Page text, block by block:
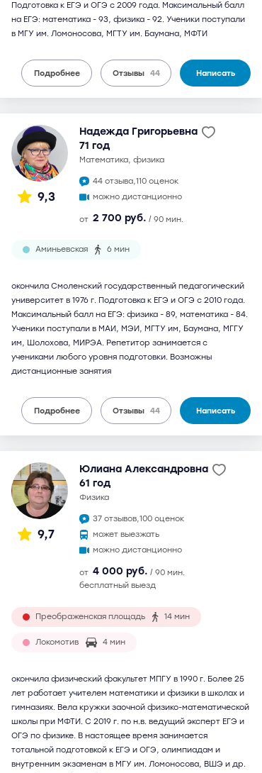
Подготовка к ЕГЭ и ОГЭ с 2009 года. Максимальный балл
на ЕГЭ: математика - 93, физика - 92. Ученики поступали
в МГУ им. Ломоносова, МГТУ им. Баумана, МФТИ
Подробнее Отзывы 44 Написать
9,3
Надежда Григорьевна
71 год
математика, физика
44 отзыва,110 оценок
можно дистанционно
от 2 700 руб. / 90 мин.
Аминьевская 6 мин
окончила Смоленский государственный педагогический
университет в 1976 г. Подготовка к ЕГЭ и ОГЭ с 2010 года.
Максимальный балл на ЕГЭ: физика - 89, математика - 84.
Ученики поступали в МАИ, МЭИ, МГТУ им, Баумана, МГГУ
им, Шолохова, МИРЭА. Репетитор занимается с
учениками любого уровня подготовки. Возможны
дистанционные занятия
Подробнее Отзывы 44 Написать
9,7
Юлиана Александровна
61 год
физика
37 отзывов,100 оценок
может выезжать
можно дистанционно
от 4 000 руб. / 90 мин.
бесплатный выезд
Преображенская площадь 14 мин
Локомотив 4 мин
окончила физический факультет МПГУ в 1990 г. Более 25
лет работает учителем математики и физики в школах и
гимназиях. Вела кружки заочной физико-математической
школы при МФТИ. С 2019 г. по н.в. ведущий эксперт ЕГЭ и
ОГЭ по физике. В настоящее время занимается
тотальной подготовкой к ЕГЭ и ОГЭ, олимпиадам и
внутренним экзаменам в МГУ им. Ломоносова, ВШЭ и др.